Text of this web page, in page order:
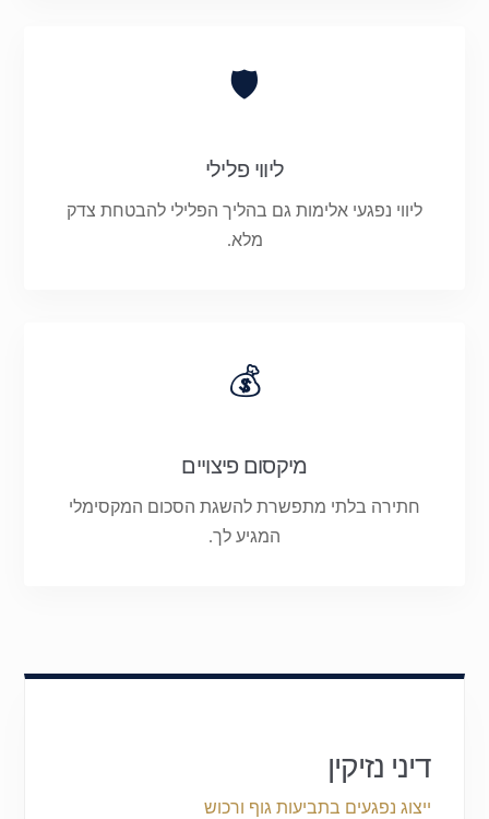
🛡️
ליווי פלילי
ליווי נפגעי אלימות גם בהליך הפלילי להבטחת צדק
מלא.
💰
מיקסום פיצויים
חתירה בלתי מתפשרת להשגת הסכום המקסימלי
המגיע לך.
דיני נזיקין
ייצוג נפגעים בתביעות גוף ורכוש